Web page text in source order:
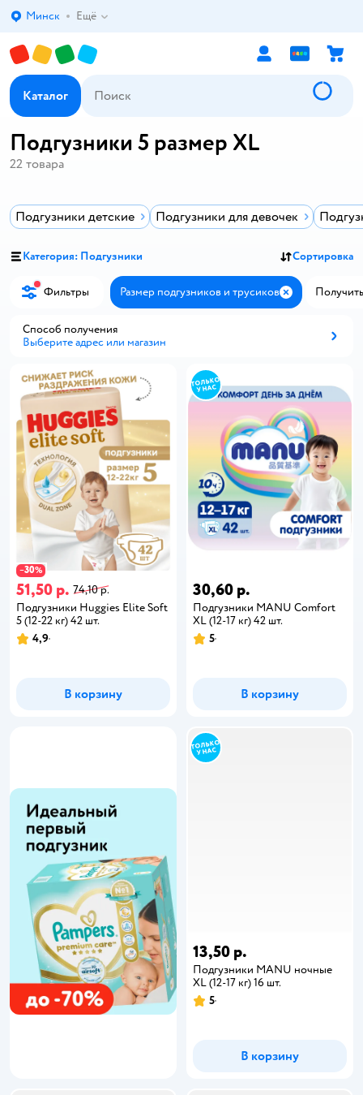
Выбор адреса доставки.
Минск Ещё
Каталог
Подгузники 5 размер XL
22 товара
Подгузники детские Подгузники для девочек
Категория: Подгузники Сортировка
Фильтры Размер подгузников и трусиков Закрыть
Способ получения
Выберите адрес или магазин
−30%
51,50 р. 74,10 р.
Подгузники Huggies Elite Soft
5 (12-22 кг) 42 шт.
4,9
В корзину
30,60 р.
Подгузники MANU Comfort
XL (12-17 кг) 42 шт.
5
В корзину
13,50 р.
Подгузники MANU ночные
XL (12-17 кг) 16 шт.
5
В корзину